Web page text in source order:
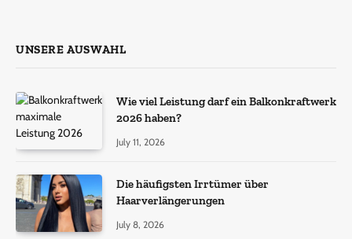
UNSERE AUSWAHL
Wie viel Leistung darf ein Balkonkraftwerk
2026 haben?
July 11, 2026
Die häufigsten Irrtümer über
Haarverlängerungen
July 8, 2026